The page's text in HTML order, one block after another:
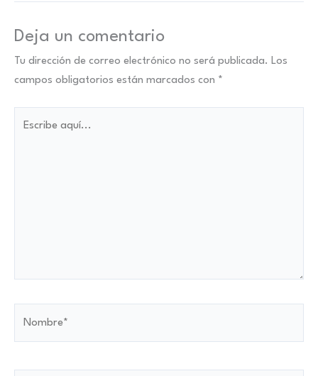
Deja un comentario
Tu dirección de correo electrónico no será publicada. Los
campos obligatorios están marcados con *